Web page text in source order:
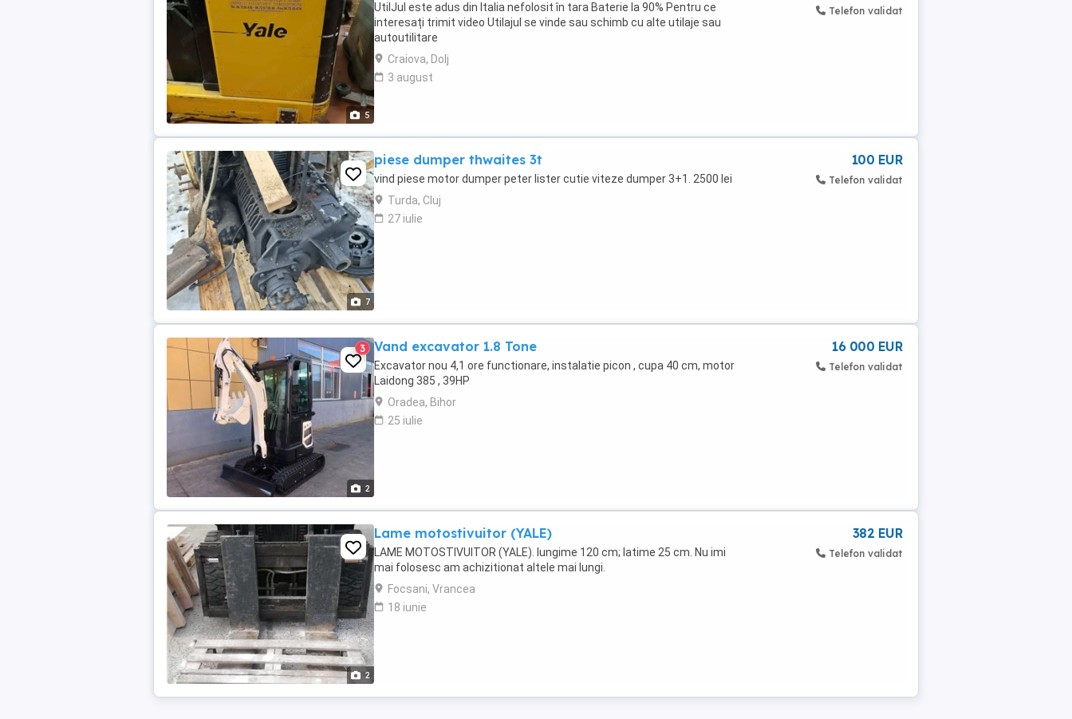
5
UtilJul este adus din Italia nefolosit în tara Baterie la 90% Pentru ce
interesați trimit video Utilajul se vinde sau schimb cu alte utilaje sau
autoutilitare
Craiova, Dolj
3 august
Telefon validat
7
piese dumper thwaites 3t
vind piese motor dumper peter lister cutie viteze dumper 3+1. 2500 lei
Turda, Cluj
27 iulie
100 EUR
Telefon validat
2
3 Vand excavator 1.8 Tone
Excavator nou 4,1 ore functionare, instalatie picon , cupa 40 cm, motor
Laidong 385 , 39HP
Oradea, Bihor
25 iulie
16 000 EUR
Telefon validat
2
Lame motostivuitor (YALE)
LAME MOTOSTIVUITOR (YALE). lungime 120 cm; latime 25 cm. Nu imi
mai folosesc am achizitionat altele mai lungi.
Focsani, Vrancea
18 iunie
382 EUR
Telefon validat